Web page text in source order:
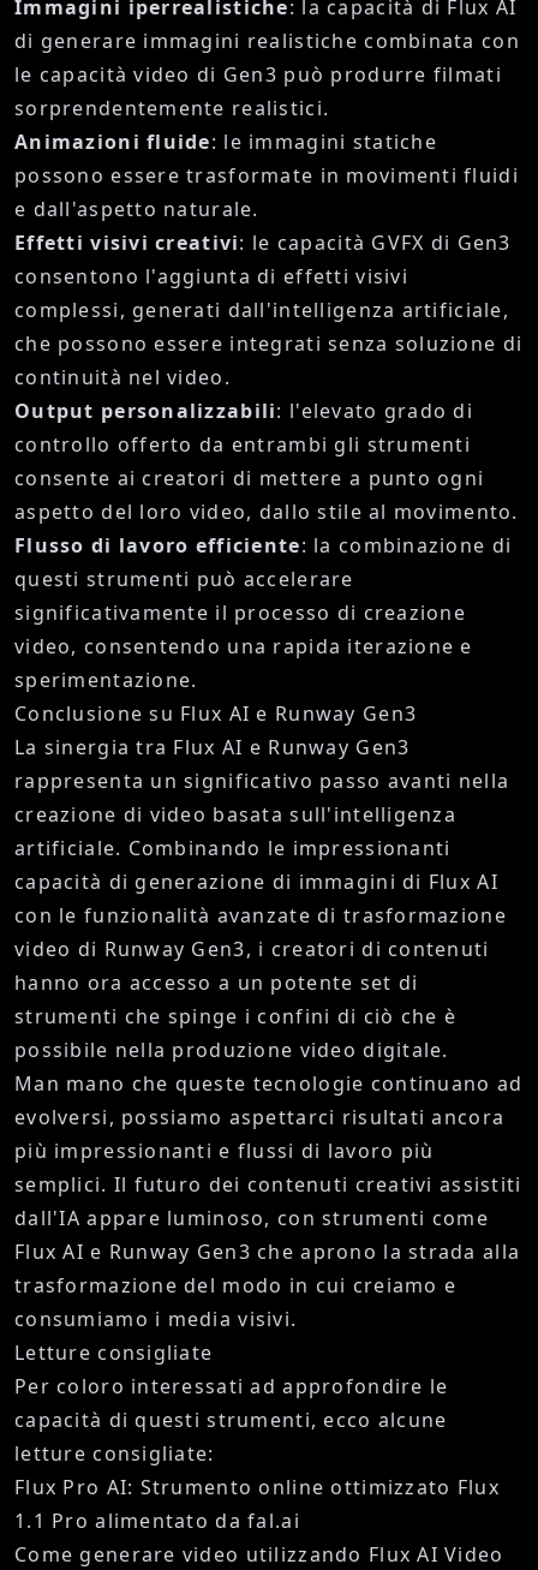
Immagini iperrealistiche: la capacità di Flux AI
di generare immagini realistiche combinata con
le capacità video di Gen3 può produrre filmati
sorprendentemente realistici.
Animazioni fluide: le immagini statiche
possono essere trasformate in movimenti fluidi
e dall'aspetto naturale.
Effetti visivi creativi: le capacità GVFX di Gen3
consentono l'aggiunta di effetti visivi
complessi, generati dall'intelligenza artificiale,
che possono essere integrati senza soluzione di
continuità nel video.
Output personalizzabili: l'elevato grado di
controllo offerto da entrambi gli strumenti
consente ai creatori di mettere a punto ogni
aspetto del loro video, dallo stile al movimento.
Flusso di lavoro efficiente: la combinazione di
questi strumenti può accelerare
significativamente il processo di creazione
video, consentendo una rapida iterazione e
sperimentazione.
Conclusione su Flux AI e Runway Gen3
La sinergia tra Flux AI e Runway Gen3
rappresenta un significativo passo avanti nella
creazione di video basata sull'intelligenza
artificiale. Combinando le impressionanti
capacità di generazione di immagini di Flux AI
con le funzionalità avanzate di trasformazione
video di Runway Gen3, i creatori di contenuti
hanno ora accesso a un potente set di
strumenti che spinge i confini di ciò che è
possibile nella produzione video digitale.
Man mano che queste tecnologie continuano ad
evolversi, possiamo aspettarci risultati ancora
più impressionanti e flussi di lavoro più
semplici. Il futuro dei contenuti creativi assistiti
dall'IA appare luminoso, con strumenti come
Flux AI e Runway Gen3 che aprono la strada alla
trasformazione del modo in cui creiamo e
consumiamo i media visivi.
Letture consigliate
Per coloro interessati ad approfondire le
capacità di questi strumenti, ecco alcune
letture consigliate:
Flux Pro AI: Strumento online ottimizzato Flux
1.1 Pro alimentato da fal.ai
Come generare video utilizzando Flux AI Video